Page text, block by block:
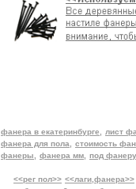
фанера в екатеринбурге,
лист
фанера для пола,
стоимость
фанеры,
фанера мм, под
<<рег пол>> <<лаги,фанера>>